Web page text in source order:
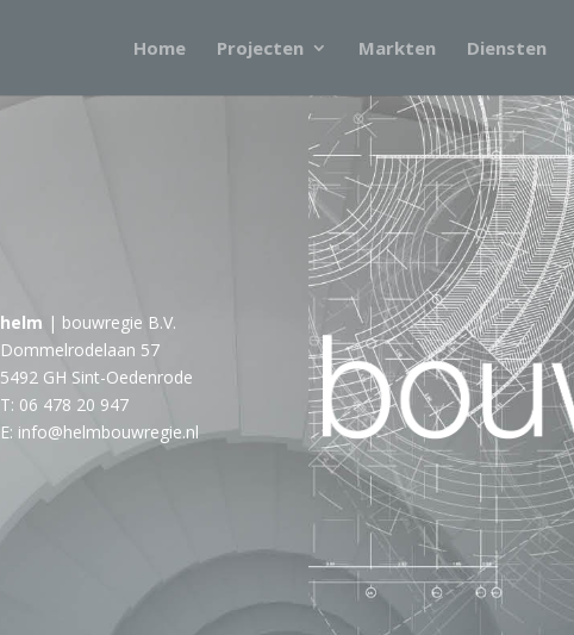
Home Projecten Markten Diensten
helm | bouwregie B.V.
Dommelrodelaan 57
5492 GH Sint-Oedenrode
T: 06 478 20 947
E: info@helmbouwregie.nl